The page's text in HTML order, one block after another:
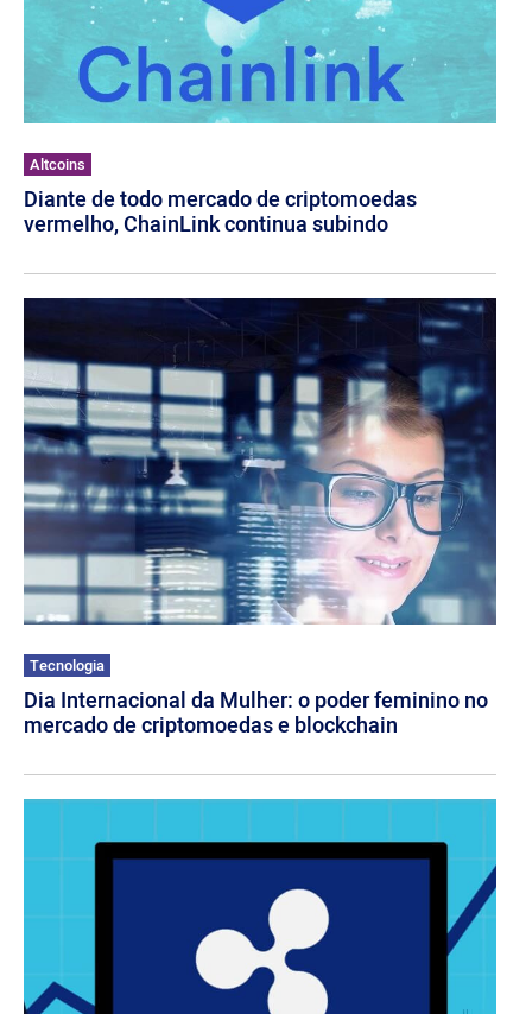
Altcoins
Diante de todo mercado de criptomoedas
vermelho, ChainLink continua subindo
Tecnologia
Dia Internacional da Mulher: o poder feminino no
mercado de criptomoedas e blockchain